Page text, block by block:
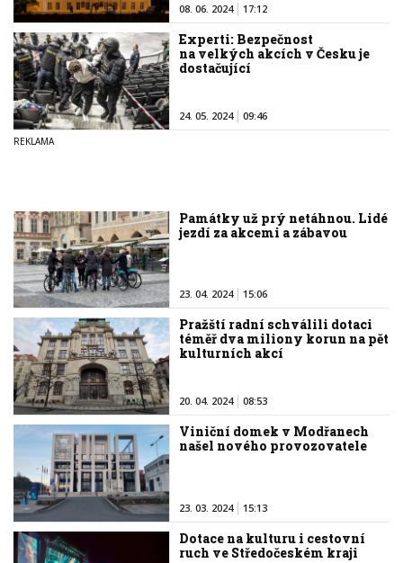
08. 06. 2024 17:12
Experti: Bezpečnost
na velkých akcích v Česku je
dostačující
24. 05. 2024 09:46
Památky už prý netáhnou. Lidé
jezdí za akcemi a zábavou
23. 04. 2024 15:06
Pražští radní schválili dotaci
téměř dva miliony korun na pět
kulturních akcí
20. 04. 2024 08:53
Viniční domek v Modřanech
našel nového provozovatele
23. 03. 2024 15:13
Dotace na kulturu i cestovní
ruch ve Středočeském kraji